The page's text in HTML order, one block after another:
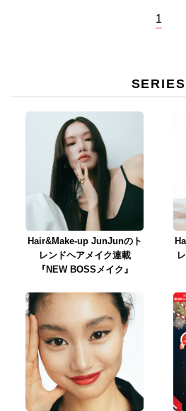
1
SERIES
Hair&Make-up JunJunのト
レンドヘアメイク連載
『NEW BOSSメイク』